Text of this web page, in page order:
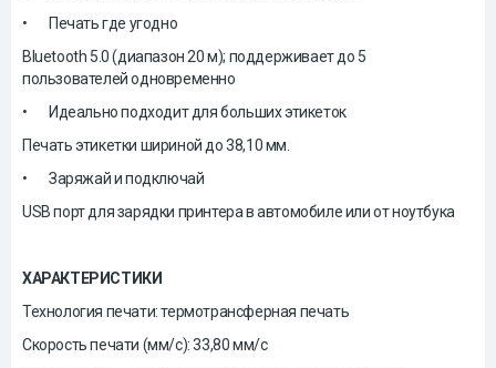
•
Печать где угодно
Bluetooth 5.0 (диапазон 20 м); поддерживает до 5
пользователей одновременно
•
Идеально подходит для больших этикеток
Печать этикетки шириной до 38,10 мм.
•
Заряжай и подключай
USB порт для зарядки принтера в автомобиле или от ноутбука
ХАРАКТЕРИСТИКИ
Технология печати: термотрансферная печать
Скорость печати (мм/с): 33,80 мм/с